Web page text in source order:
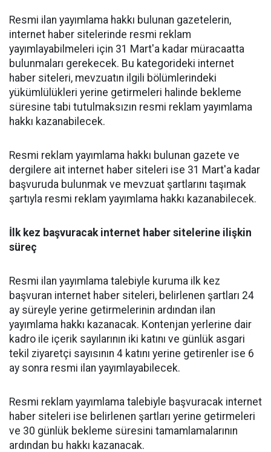
Resmi ilan yayımlama hakkı bulunan gazetelerin,
internet haber sitelerinde resmi reklam
yayımlayabilmeleri için 31 Mart'a kadar müracaatta
bulunmaları gerekecek. Bu kategorideki internet
haber siteleri, mevzuatın ilgili bölümlerindeki
yükümlülükleri yerine getirmeleri halinde bekleme
süresine tabi tutulmaksızın resmi reklam yayımlama
hakkı kazanabilecek.
Resmi reklam yayımlama hakkı bulunan gazete ve
dergilere ait internet haber siteleri ise 31 Mart'a kadar
başvuruda bulunmak ve mevzuat şartlarını taşımak
şartıyla resmi reklam yayımlama hakkı kazanabilecek.
İlk kez başvuracak internet haber sitelerine ilişkin
süreç
Resmi ilan yayımlama talebiyle kuruma ilk kez
başvuran internet haber siteleri, belirlenen şartları 24
ay süreyle yerine getirmelerinin ardından ilan
yayımlama hakkı kazanacak. Kontenjan yerlerine dair
kadro ile içerik sayılarının iki katını ve günlük asgari
tekil ziyaretçi sayısının 4 katını yerine getirenler ise 6
ay sonra resmi ilan yayımlayabilecek.
Resmi reklam yayımlama talebiyle başvuracak internet
haber siteleri ise belirlenen şartları yerine getirmeleri
ve 30 günlük bekleme süresini tamamlamalarının
ardından bu hakkı kazanacak.